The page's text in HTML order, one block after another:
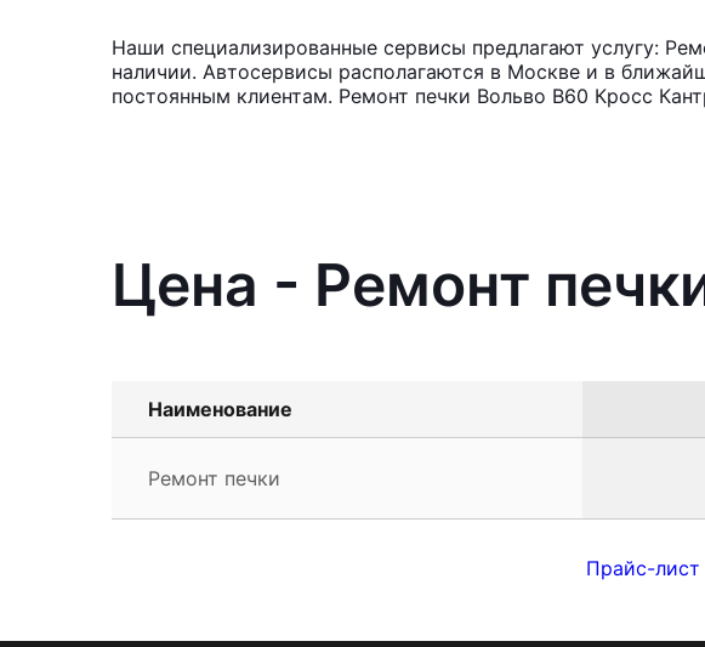
Наши специализированные сервисы предлагают услугу:
наличии. Автосервисы располагаются в Москве и в
постоянным клиентам. Ремонт печки Вольво В60 Кросс
Цена - Ремонт
Наименование
Ремонт печки
Прайс-